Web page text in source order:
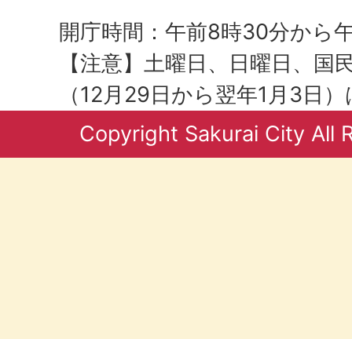
開庁時間：午前8時30分から
【注意】土曜日、日曜日、国
（12月29日から翌年1月3日
Copyright Sakurai City All